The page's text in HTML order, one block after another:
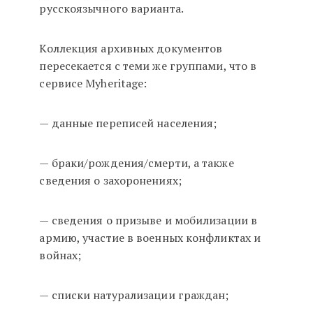
русскоязычного варианта.
Коллекция архивных документов
пересекается с теми же группами, что в
сервисе Myheritage:
— данные переписей населения;
— браки/рождения/смерти, а также
сведения о захоронениях;
— сведения о призыве и мобилизации в
армию, участие в военных конфликтах и
войнах;
— списки натурализации граждан;